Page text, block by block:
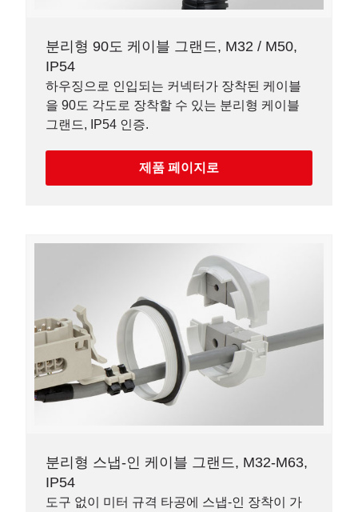
분리형 90도 케이블 그랜드, M32 / M50,
IP54
하우징으로 인입되는 커넥터가 장착된 케이블
을 90도 각도로 장착할 수 있는 분리형 케이블
그랜드, IP54 인증.
제품 페이지로
분리형 스냅-인 케이블 그랜드, M32-M63,
IP54
도구 없이 미터 규격 타공에 스냅-인 장착이 가